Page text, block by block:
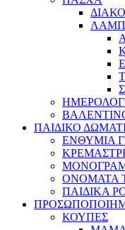
ΠΑΙΔΙΚΟ
ΕΝΘΥΜΙΑ
ΟΝΟΜΑΤΑ
ΠΑΙΔΙΚΑ
ΚΟΥΠΕΣ